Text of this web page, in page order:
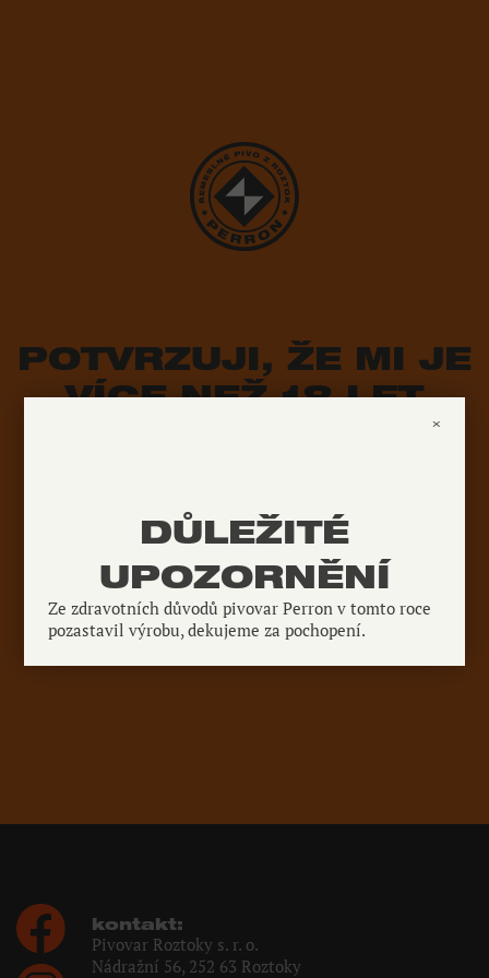
POTVRZUJI, ŽE MI JE
VÍCE NEŽ 18 LET
kontakt:
Pivovar Roztoky s. r. o.
Nádražní 56, 252 63 Roztoky
×
DŮLEŽITÉ
UPOZORNĚNÍ
Ze zdravotních důvodů pivovar Perron v tomto roce
pozastavil výrobu, dekujeme za pochopení.